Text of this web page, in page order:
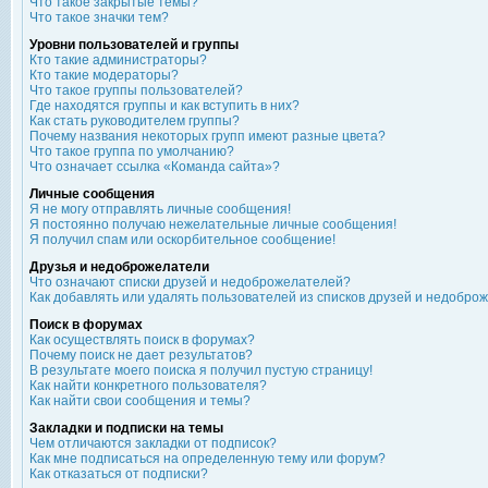
Что такое значки тем?
Уровни пользователей и группы
Кто такие администраторы?
Кто такие модераторы?
Что такое группы пользователей?
Где находятся группы и как вступить в них?
Как стать руководителем группы?
Почему названия некоторых групп имеют разные цвета?
Что такое группа по умолчанию?
Что означает ссылка «Команда сайта»?
Личные сообщения
Я не могу отправлять личные сообщения!
Я постоянно получаю нежелательные личные сообщения!
Я получил спам или оскорбительное сообщение!
Друзья и недоброжелатели
Что означают списки друзей и недоброжелателей?
Как добавлять или удалять пользователей из списков друзей и
Поиск в форумах
Как осуществлять поиск в форумах?
Почему поиск не дает результатов?
В результате моего поиска я получил пустую страницу!
Как найти конкретного пользователя?
Как найти свои сообщения и темы?
Закладки и подписки на темы
Чем отличаются закладки от подписок?
Как мне подписаться на определенную тему или форум?
Как отказаться от подписки?